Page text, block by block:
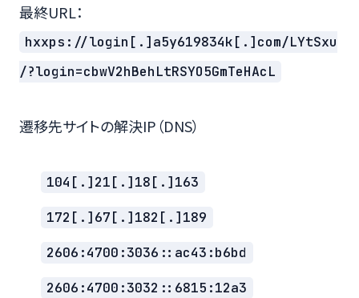
最終URL：
hxxps://login[.]a5y619834k[.]com/LYtSxu
/?login=cbwV2hBehLtRSYO5GmTeHAcL
遷移先サイトの解決IP（DNS）
104[.]21[.]18[.]163
172[.]67[.]182[.]189
2606:4700:3036::ac43:b6bd
2606:4700:3032::6815:12a3